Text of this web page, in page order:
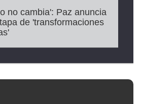
no cambia': Paz anuncia
de 'transformaciones